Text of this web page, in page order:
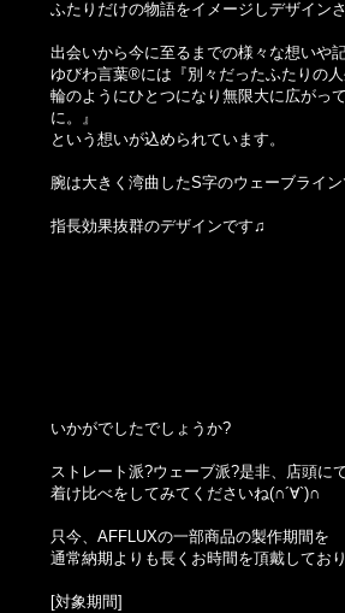
ふたりだけの物語をイメージしデザイン
出会いから今に至るまでの様々な想いや記
ゆびわ言葉®には『別々だったふたりの
輪のようにひとつになり無限大に広がっ
に。』
という想いが込められています。
腕は大きく湾曲したS字のウェーブライン
指長効果抜群のデザインです♫
いかがでしたでしょうか?
ストレート派?ウェーブ派?是非、店頭に
着け比べをしてみてくださいね(∩´∀`)∩
只今、AFFLUXの一部商品の製作期間を
通常納期よりも長くお時間を頂戴しており
[対象期間]